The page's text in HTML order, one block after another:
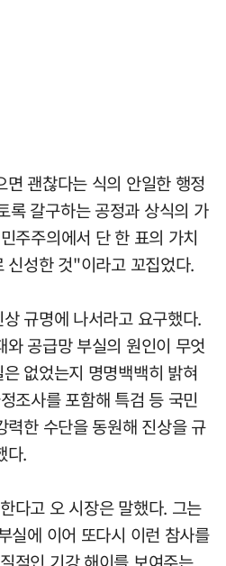
괜찮다는 식의 안일한 행정
록 갈구하는 공정과 상식의 가
주주의에서 단 한 표의 가치
신성한 것"이라고 꼬집었다.
규명에 나서라고 요구했다.
공급망 부실의 원인이 무엇
없었는지 명명백백히 밝혀
조사를 포함해 특검 등 국민
력한 수단을 동원해 진상을 규
다.
다고 오 시장은 말했다. 그는
실에 이어 또다시 이런 참사를